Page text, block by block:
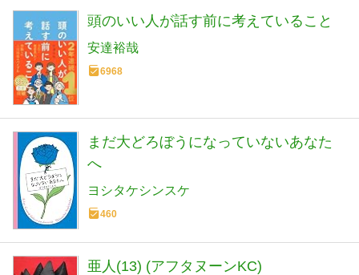
頭のいい人が話す前に考えていること
安達裕哉
6968
まだ大どろぼうになっていないあなた
へ
ヨシタケシンスケ
460
亜人(13) (アフタヌーンKC)